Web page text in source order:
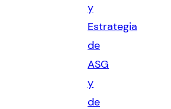
y
Estrategia
de
ASG
y
de